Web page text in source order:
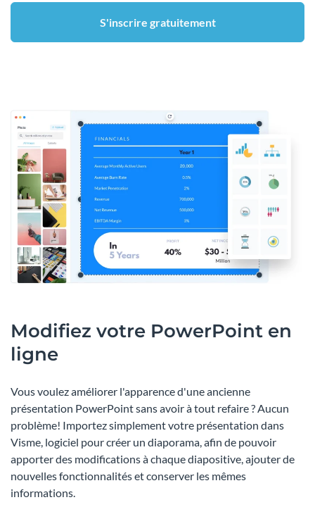
S'inscrire gratuitement
Modifiez votre PowerPoint en
ligne
Vous voulez améliorer l'apparence d'une ancienne
présentation PowerPoint sans avoir à tout refaire ? Aucun
problème! Importez simplement votre présentation dans
Visme, logiciel pour créer un diaporama, afin de pouvoir
apporter des modifications à chaque diapositive, ajouter de
nouvelles fonctionnalités et conserver les mêmes
informations.